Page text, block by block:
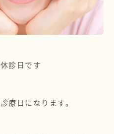
診日です
療日になります。